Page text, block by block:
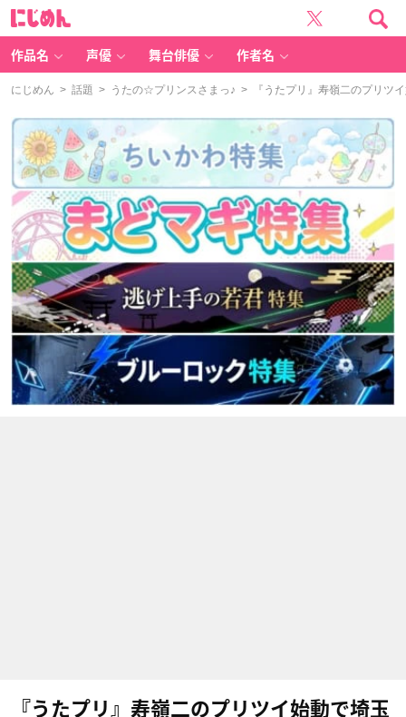
作品名 声優 舞台俳優 作者名
にじめん > 話題 > うたの☆プリンスさまっ♪ > 『うたプリ』寿嶺二のプリツ
『うたプリ』寿嶺二のプリツイ始動で埼玉